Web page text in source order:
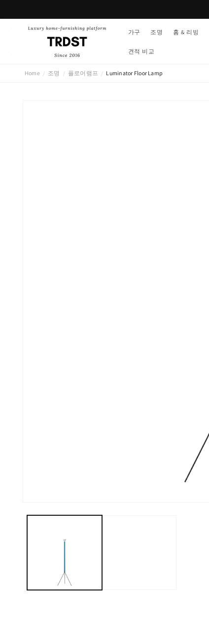
뛰기
가구 조명 홈 & 리빙
견적 비교
Home / 조명 / 플로어램프 / Luminator Floor Lamp
달